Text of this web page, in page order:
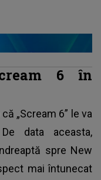
6 în
„Scream 6” le va
data aceasta,
spre New
mai întunecat